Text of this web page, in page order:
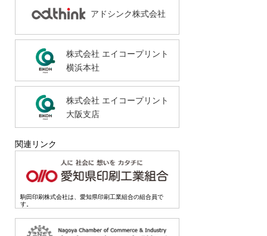
アドシンク株式会社
株式会社 エイコープリント
横浜本社
株式会社 エイコープリント
大阪支店
関連リンク
駒田印刷株式会社は、愛知県印刷工業組合の組合員で
す。